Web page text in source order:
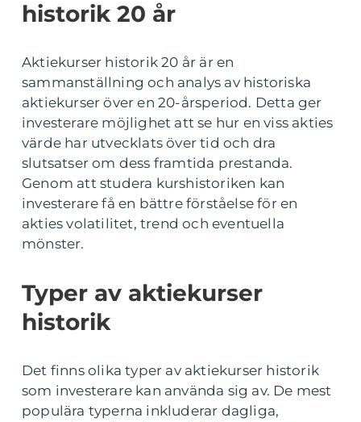
historik 20 år
Aktiekurser historik 20 år är en
sammanställning och analys av historiska
aktiekurser över en 20-årsperiod. Detta ger
investerare möjlighet att se hur en viss akties
värde har utvecklats över tid och dra
slutsatser om dess framtida prestanda.
Genom att studera kurshistoriken kan
investerare få en bättre förståelse för en
akties volatilitet, trend och eventuella
mönster.
Typer av aktiekurser
historik
Det finns olika typer av aktiekurser historik
som investerare kan använda sig av. De mest
populära typerna inkluderar dagliga,